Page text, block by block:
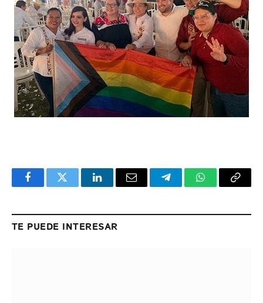
FacebookTwitter LinkedInEmail TelegramWhatsApp
Copy
TE PUEDE INTERESAR